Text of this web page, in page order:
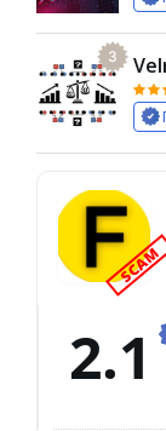
3
SCAM
2.1